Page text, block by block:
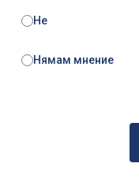
Не
Нямам мнение